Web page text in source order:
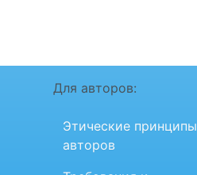
Для авторов:
Этические принципы
авторов